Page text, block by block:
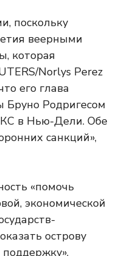
его глава
Бруно Родригесом
в Нью-Дели. Обе
санкций»,
«помочь
экономической
острову